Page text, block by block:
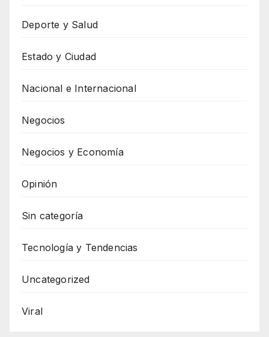
Deporte y Salud
Estado y Ciudad
Nacional e Internacional
Negocios
Negocios y Economía
Opinión
Sin categoría
Tecnología y Tendencias
Uncategorized
Viral